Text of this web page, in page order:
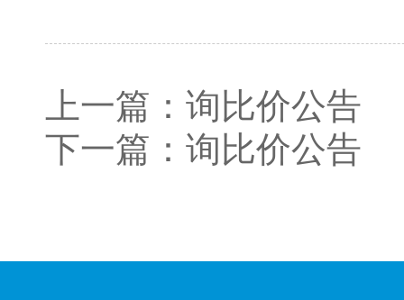
上一篇： 询比价公告
下一篇： 询比价公告